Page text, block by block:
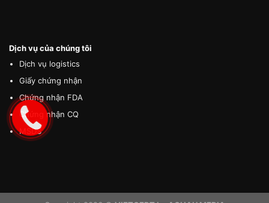
Dịch vụ của chúng tôi
Dịch vụ logistics
Giấy chứng nhận
Chứng nhận FDA
Chứng nhận CQ
MSDS